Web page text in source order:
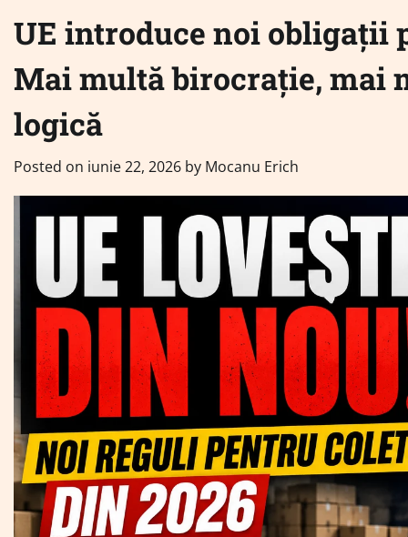
UE introduce noi obligații
Mai multă birocrație, mai
logică
Posted on iunie 22, 2026 by Mocanu Erich